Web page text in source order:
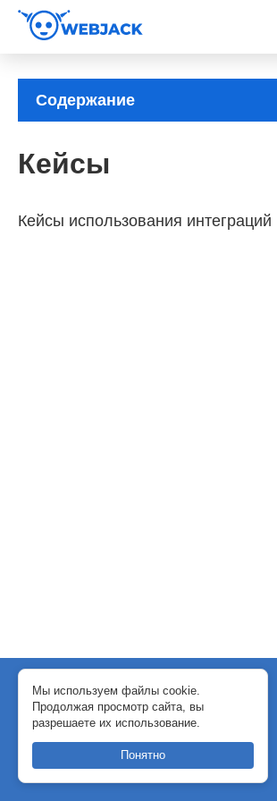
Содержание
Кейсы
Кейсы использования интеграций
© 2018-2024 WebJack
Политика конфиденциальности
Договор-оферта
support@webjack.ru
Мы используем файлы cookie.
Продолжая просмотр сайта, вы
разрешаете их использование.
Понятно